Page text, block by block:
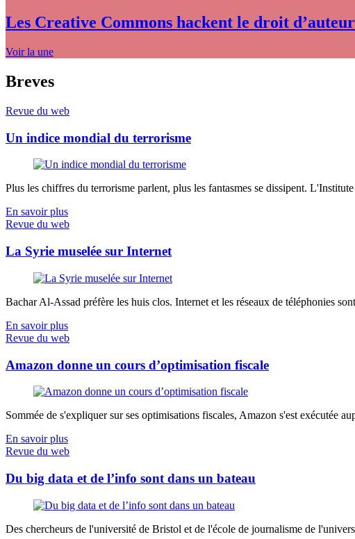
Les Creative Commons hackent le droit
Voir la une
Breves
Revue du web
Un indice mondial du terrorisme
Plus les chiffres du terrorisme parlent, plus les fantasmes se dissipent.
En savoir plus
Revue du web
La Syrie muselée sur Internet
Bachar Al-Assad préfère les huis clos. Internet et les réseaux de téléphonies
En savoir plus
Revue du web
Amazon donne un cours d’optimisation fiscale
Sommée de s'expliquer sur ses optimisations fiscales, Amazon s'est exécutée
En savoir plus
Revue du web
Du big data et de l’info sont dans un bateau
Des chercheurs de l'université de Bristol et de l'école de journalisme de